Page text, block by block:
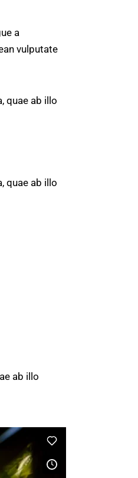
a
vulputate
quae ab illo
quae ab illo
ab illo